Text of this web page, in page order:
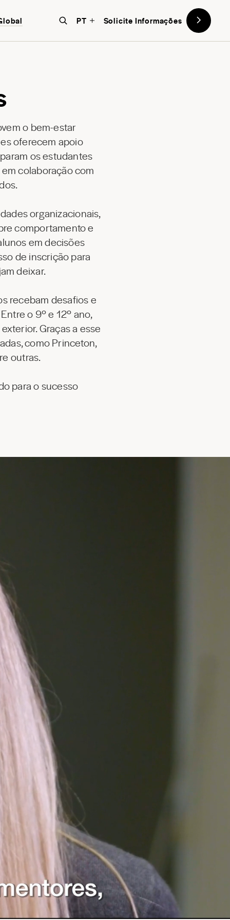
PT Solicite Informações
o bem-estar
oferecem apoio
os estudantes
colaboração com
organizacionais,
comportamento e
em decisões
de inscrição para
deixar.
recebam desafios e
o 9º e 12º ano,
Graças a esse
como Princeton,
outras.
para o sucesso